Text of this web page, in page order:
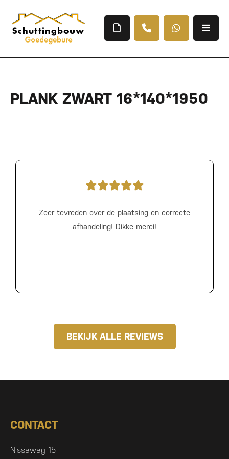
PLANK ZWART 16*140*1950
Zeer tevreden over de plaatsing en correcte
afhandeling! Dikke merci!
BEKIJK ALLE REVIEWS
CONTACT
Nisseweg 15